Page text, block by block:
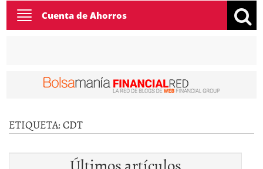
Toggle
navigation
Cuenta de Ahorros
ETIQUETA:CDT